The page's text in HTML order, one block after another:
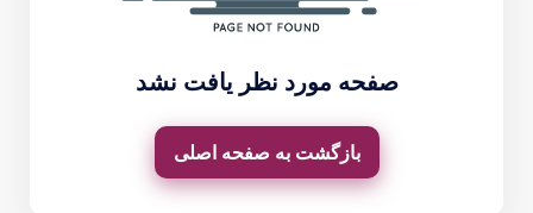
صفحه مورد نظر یافت نشد
بازگشت به صفحه اصلی